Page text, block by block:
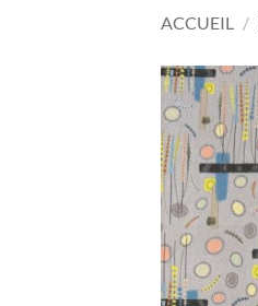
ACCUEIL /